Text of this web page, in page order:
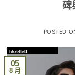
碑
POSTED
05
8 月